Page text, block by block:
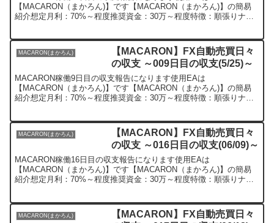
【MACARON（まかろん)】です【MACARON（まかろん)】の簡易
紹介想定月利：70%～程度推奨資金：30万～程度特徴：順張りナン
MACARON(まかろん)
【MACARON】FX自動売買日々
の収支 ～009日目の収支(5/25)～
MACARON稼働9日目の収支報告になります使用EAは
【MACARON（まかろん)】です【MACARON（まかろん)】の簡易
紹介想定月利：70%～程度推奨資金：30万～程度特徴：順張りナン
MACARON(まかろん)
【MACARON】FX自動売買日々
の収支 ～016日目の収支(06/09)～
MACARON稼働16日目の収支報告になります使用EAは
【MACARON（まかろん)】です【MACARON（まかろん)】の簡易
紹介想定月利：70%～程度推奨資金：30万～程度特徴：順張りナン
MACARON(まかろん)
【MACARON】FX自動売買日々